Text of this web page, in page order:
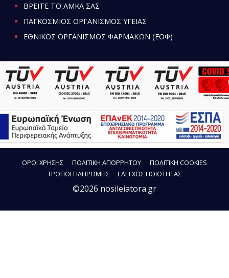
ΒΡΕΙΤΕ ΤΟ ΑΜΚΑ ΣΑΣ
ΠΑΓΚΟΣΜΙΟΣ ΟΡΓΑΝΙΣΜΟΣ ΥΓΕΙΑΣ
ΕΘΝΙΚΟΣ ΟΡΓΑΝΙΣΜΟΣ ΦΑΡΜΑΚΩΝ (ΕΟΦ)
ΟΡΟΙ ΧΡΗΣΗΣ ΠΟΛΙΤΙΚΗ ΑΠΟΡΡΗΤΟΥ
ΠΟΛΙΤΙΚΗ COOKIES
ΤΡΟΠΟΙ ΠΛΗΡΩΜΗΣ
ΕΛΕΓΧΟΣ ΠΟΙΟΤΗΤΑΣ
©2026 nosileiatora.gr